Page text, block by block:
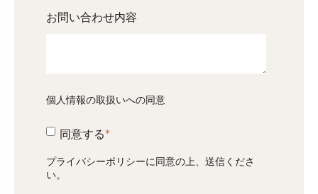
お問い合わせ内容
個人情報の取扱いへの同意
同意する*
プライバシーポリシーに同意の上、送信くださ
い。